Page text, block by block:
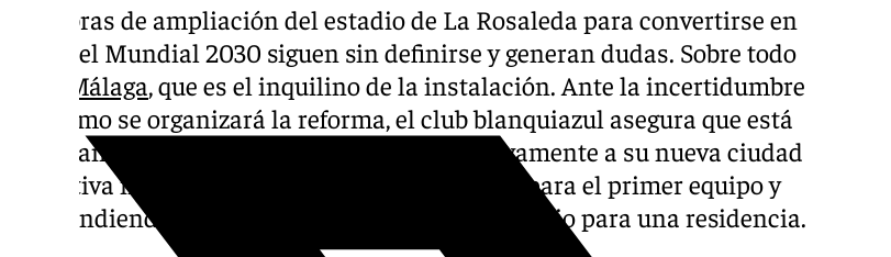
Las obras de ampliación del estadio de La Rosaleda para convertirse en
sede del Mundial 2030 siguen sin definirse y generan dudas. Sobre todo
el Málaga, que es el inquilino de la instalación. Ante la incertidumbre
por cómo se organizará la reforma, el club blanquiazul asegura que está
estudiando ya la manera de mudarse definitivamente a su nueva ciudad
deportiva instalando allí un espacio reservado para el primer equipo y
emprendiendo la construcción de un nuevo edificio para una residencia.